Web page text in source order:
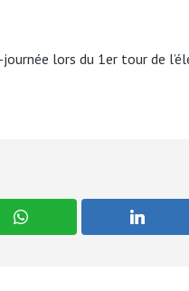
lors du 1er tour de